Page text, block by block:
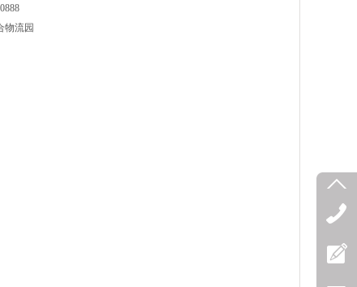
物流园